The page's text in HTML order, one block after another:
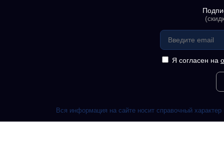
Я согласен на
Вся информация на сайте носит справочный